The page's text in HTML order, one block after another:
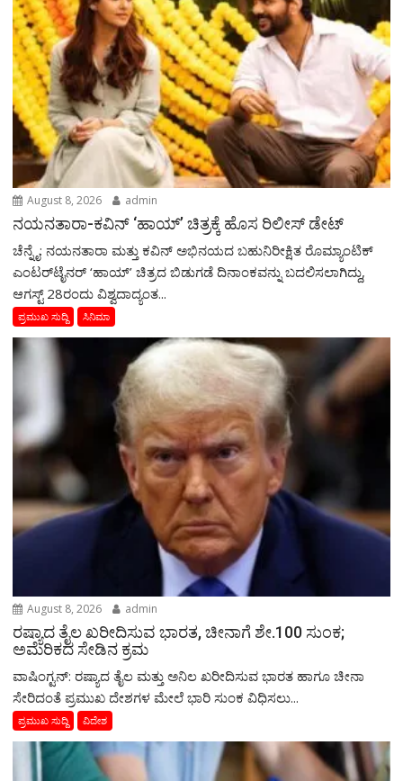
August 8, 2026 admin
ನಯನತಾರಾ-ಕವಿನ್ ‘ಹಾಯ್’ ಚಿತ್ರಕ್ಕೆ ಹೊಸ ರಿಲೀಸ್ ಡೇಟ್
ಚೆನ್ನೈ: ನಯನತಾರಾ ಮತ್ತು ಕವಿನ್ ಅಭಿನಯದ ಬಹುನಿರೀಕ್ಷಿತ ರೊಮ್ಯಾಂಟಿಕ್
ಎಂಟರ್‌ಟೈನರ್ ‘ಹಾಯ್’ ಚಿತ್ರದ ಬಿಡುಗಡೆ ದಿನಾಂಕವನ್ನು ಬದಲಿಸಲಾಗಿದ್ದು,
ಆಗಸ್ಟ್ 28ರಂದು ವಿಶ್ವದಾದ್ಯಂತ...
ಪ್ರಮುಖ ಸುದ್ದಿ ಸಿನಿಮಾ
August 8, 2026 admin
ರಷ್ಯಾದ ತೈಲ ಖರೀದಿಸುವ ಭಾರತ, ಚೀನಾಗೆ ಶೇ.100 ಸುಂಕ;
ಅಮೆರಿಕದ ಸೇಡಿನ ಕ್ರಮ
ವಾಷಿಂಗ್ಟನ್: ರಷ್ಯಾದ ತೈಲ ಮತ್ತು ಅನಿಲ ಖರೀದಿಸುವ ಭಾರತ ಹಾಗೂ ಚೀನಾ
ಸೇರಿದಂತೆ ಪ್ರಮುಖ ದೇಶಗಳ ಮೇಲೆ ಭಾರಿ ಸುಂಕ ವಿಧಿಸಲು...
ಪ್ರಮುಖ ಸುದ್ದಿ ವಿದೇಶ